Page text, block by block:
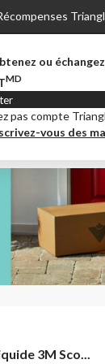
ou
MD
pas compte
vous des
City Centre-
3M Sco...